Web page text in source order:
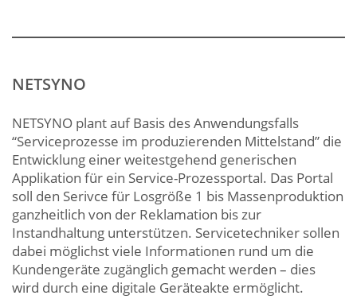
NETSYNO
NETSYNO plant auf Basis des Anwendungsfalls
“Serviceprozesse im produzierenden Mittelstand” die
Entwicklung einer weitestgehend generischen
Applikation für ein Service-Prozessportal. Das Portal
soll den Serivce für Losgröße 1 bis Massenproduktion
ganzheitlich von der Reklamation bis zur
Instandhaltung unterstützen. Servicetechniker sollen
dabei möglichst viele Informationen rund um die
Kundengeräte zugänglich gemacht werden – dies
wird durch eine digitale Geräteakte ermöglicht.